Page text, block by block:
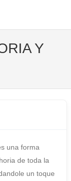
Y
una forma
de toda la
un toque